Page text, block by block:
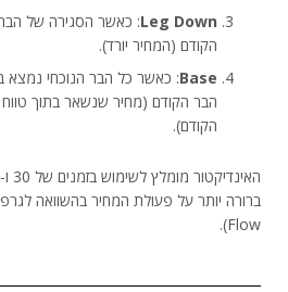
Leg Down: כאשר הסגירה של
הקודם (המחיר יורד).
Base: כאשר כל הבר הנוכחי נמצא
הבר הקודם (מחיר שנשאר בתוך
הקודם).
Flow).